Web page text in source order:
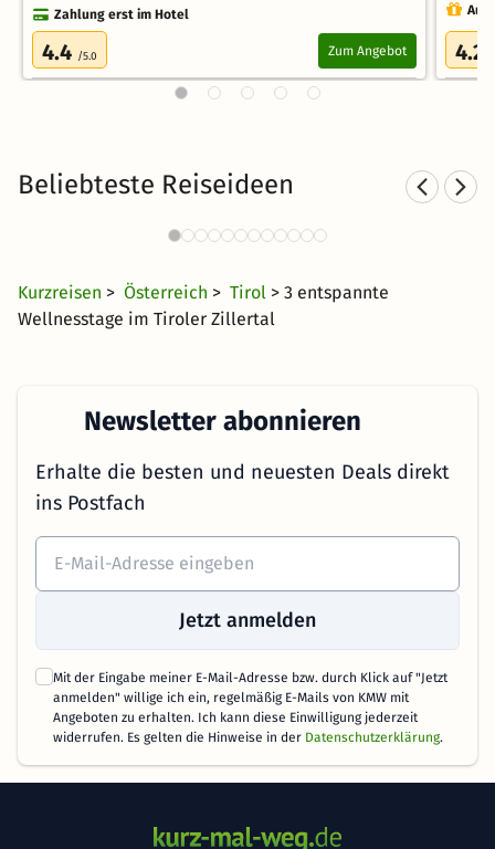
Zahlung erst im Hotel
4.4 /5.0 Zum Angebot 4.2
Beliebteste Reiseideen
Kurzurlaub in den Bergen
5400 Angebote
Kurzreisen > Österreich > Tirol > 3 entspannte
Wellnesstage im Tiroler Zillertal
Newsletter abonnieren
Erhalte die besten und neuesten Deals direkt
ins Postfach
Jetzt anmelden
Mit der Eingabe meiner E-Mail-Adresse bzw. durch Klick auf "Jetzt
anmelden" willige ich ein, regelmäßig E-Mails von KMW mit
Angeboten zu erhalten. Ich kann diese Einwilligung jederzeit
widerrufen. Es gelten die Hinweise in der Datenschutzerklärung.